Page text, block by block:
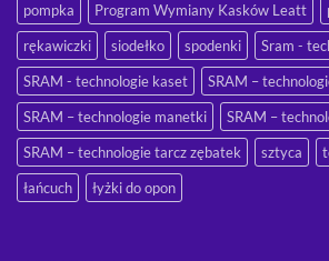
pompka
Program Wymiany Kasków Leatt
rękawiczki
siodełko spodenki
Sram -
SRAM - technologie kaset
SRAM –
SRAM – technologie manetki
SRAM –
SRAM – technologie tarcz zębatek
sztyca
łańcuch
łyżki do opon